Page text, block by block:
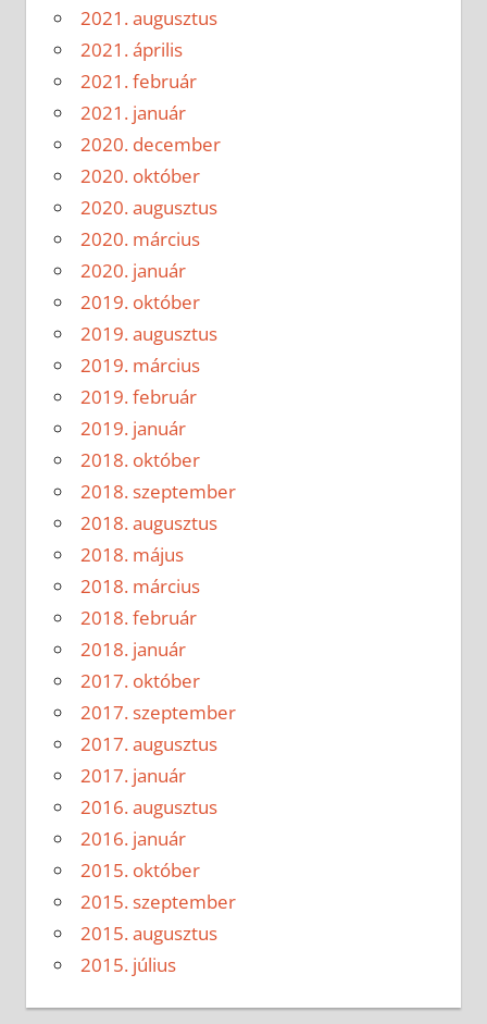
2021. augusztus
2021. április
2021. február
2021. január
2020. december
2020. október
2020. augusztus
2020. március
2020. január
2019. október
2019. augusztus
2019. március
2019. február
2019. január
2018. október
2018. szeptember
2018. augusztus
2018. május
2018. március
2018. február
2018. január
2017. október
2017. szeptember
2017. augusztus
2017. január
2016. augusztus
2016. január
2015. október
2015. szeptember
2015. augusztus
2015. július